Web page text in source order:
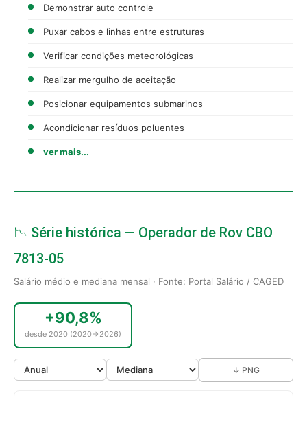
Demonstrar auto controle
Puxar cabos e linhas entre estruturas
Verificar condições meteorológicas
Realizar mergulho de aceitação
Posicionar equipamentos submarinos
Acondicionar resíduos poluentes
ver mais...
📉 Série histórica — Operador de Rov CBO
7813-05
Salário médio e mediana mensal · Fonte: Portal Salário / CAGED
+90,8%
desde 2020 (2020→2026)
↓ PNG